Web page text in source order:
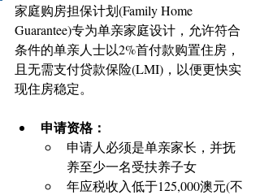
家庭购房担保计划(Family Home
Guarantee)专为单亲家庭设计，允许符合
条件的单亲人士以2%首付款购置住房，
且无需支付贷款保险(LMI)，以便更快实
现住房稳定。
申请资格：
申请人必须是单亲家长，并抚
养至少一名受扶养子女
年应税收入低于125,000澳元(不